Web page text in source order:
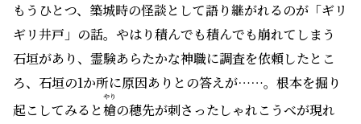
もうひとつ、築城時の怪談として語り継がれるのが「ギリ
ギリ井戸」の話。やはり積んでも積んでも崩れてしまう
石垣があり、霊験あらたかな神職に調査を依頼したとこ
ろ、石垣の1か所に原因ありとの答えが……。根本を掘り
起こしてみると槍
やり
の穂先が刺さったしゃれこうべが現れ